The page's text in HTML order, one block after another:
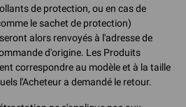
de protection, ou en cas de
le sachet de protection)
alors renvoyés à l'adresse de
d'origine. Les Produits
correspondre au modèle et à la taille
l'Acheteur a demandé le retour.